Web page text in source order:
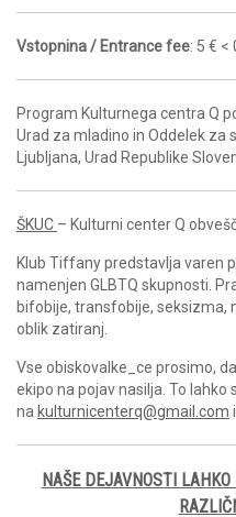
Vstopnina / Entrance fee: 5 € <
Program Kulturnega centra Q
Urad za mladino in Oddelek za
Ljubljana, Urad Republike
ŠKUC – Kulturni center Q
Klub Tiffany predstavlja varen
namenjen GLBTQ skupnosti.
bifobije, transfobije, seksizma,
oblik zatiranj.
Vse obiskovalke_ce prosimo,
ekipo na pojav nasilja. To
na kulturnicenterq@gmail.com
NAŠE DEJAVNOSTI